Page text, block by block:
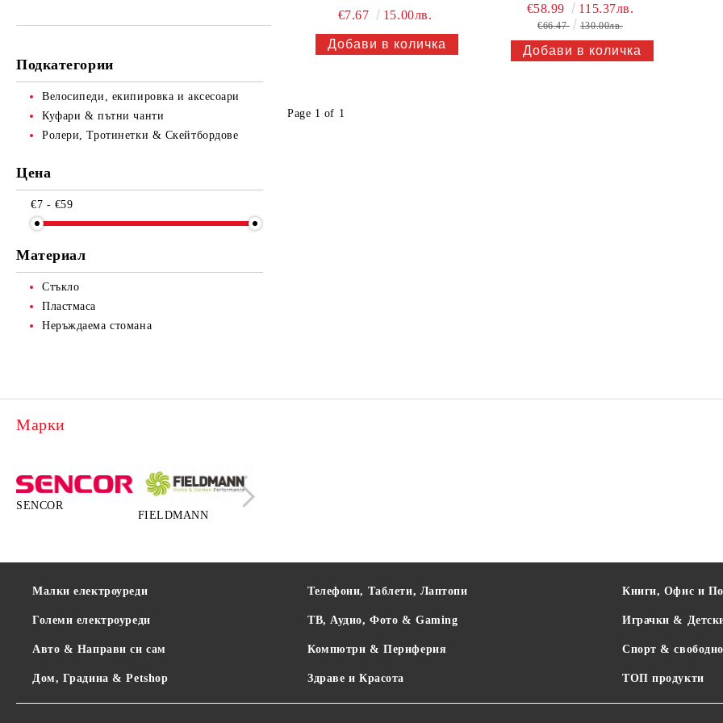
бъркалки
Уреди за рязане
тримери
Подкатегории
Велосипеди, екипировка и аксесоари
Куфари & пътни чанти
Ролери, Тротинетки & Скейтбордове
Цена
€7 - €59
Материал
Стъкло
Пластмаса
Неръждаема стомана
€7.67 15.00лв. €58.99 115.37лв.
€66.47 130.00лв.
Page 1 of 1
Марки
SENCOR
FIELDMANN
Малки електроуреди
Големи електроуреди
Авто & Направи си сам
Дом, Градина & Petshop
Телефони, Таблети, Лаптопи
ТВ, Аудио, Фото & Gaming
Компютри & Периферия
Здраве и Красота
Книги, Офис и
Играчки &
Спорт &
ТОП продукти